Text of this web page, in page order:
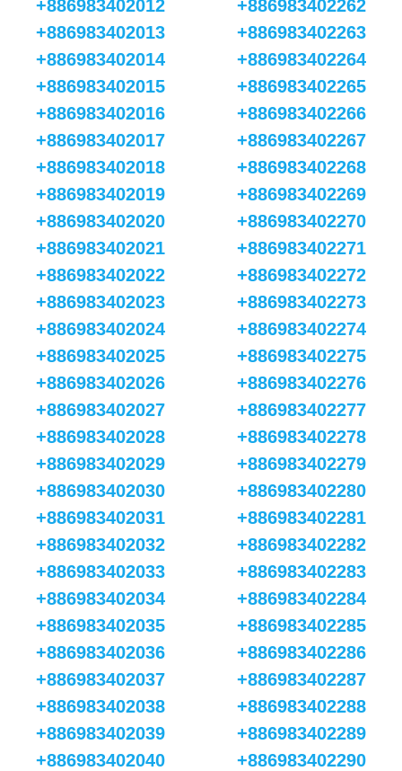
+886983402012
+886983402013
+886983402014
+886983402015
+886983402016
+886983402017
+886983402018
+886983402019
+886983402020
+886983402021
+886983402022
+886983402023
+886983402024
+886983402025
+886983402026
+886983402027
+886983402028
+886983402029
+886983402030
+886983402031
+886983402032
+886983402033
+886983402034
+886983402035
+886983402036
+886983402037
+886983402038
+886983402039
+886983402040
+886983402262
+886983402263
+886983402264
+886983402265
+886983402266
+886983402267
+886983402268
+886983402269
+886983402270
+886983402271
+886983402272
+886983402273
+886983402274
+886983402275
+886983402276
+886983402277
+886983402278
+886983402279
+886983402280
+886983402281
+886983402282
+886983402283
+886983402284
+886983402285
+886983402286
+886983402287
+886983402288
+886983402289
+886983402290